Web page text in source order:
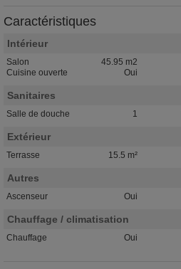
Caractéristiques
Intérieur
Salon 45.95 m2
Cuisine ouverte
Oui
Sanitaires
Salle de douche 1
Extérieur
Terrasse 15.5 m²
Autres
Ascenseur Oui
Chauffage / climatisation
Chauffage Oui